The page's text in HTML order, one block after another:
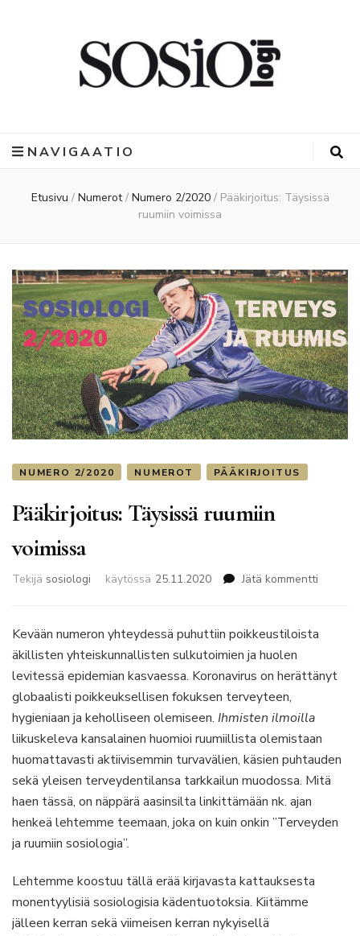
NAVIGAATIO
Etusivu / Numerot/ Numero 2/2020 / Pääkirjoitus: Täysissä
ruumiin voimissa
NUMERO 2/2020 NUMEROT PÄÄKIRJOITUS
Pääkirjoitus: Täysissä ruumiin
voimissa
Tekijä sosiologi käytössä 25.11.2020 Jätä kommentti
ruumiin
Kevään numeron yhteydessä puhuttiin poikkeustiloista
äkillisten yhteiskunnallisten sulkutoimien ja huolen
levitessä epidemian kasvaessa. Koronavirus on herättänyt
globaalisti poikkeuksellisen fokuksen terveyteen,
hygieniaan ja keholliseen olemiseen. Ihmisten ilmoilla
liikuskeleva kansalainen huomioi ruumiillista olemistaan
huomattavasti aktiivisemmin turvavälien, käsien puhtauden
sekä yleisen terveydentilansa tarkkailun muodossa. Mitä
haen tässä, on näppärä aasinsilta linkittämään nk. ajan
henkeä lehtemme teemaan, joka on kuin onkin ”Terveyden
ja ruumiin sosiologia”.
Lehtemme koostuu tällä erää kirjavasta kattauksesta
monentyylisiä sosiologisia kädentuotoksia. Kiitämme
jälleen kerran sekä viimeisen kerran nykyisellä